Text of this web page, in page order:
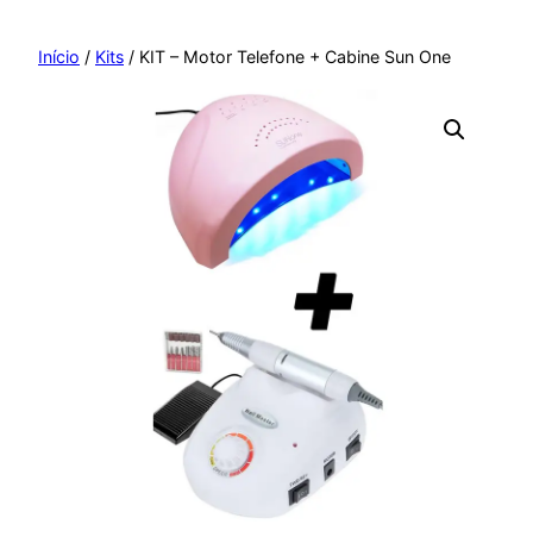
paraInício / Kits / KIT – Motor Telefone + Cabine Sun One